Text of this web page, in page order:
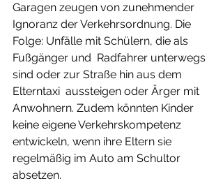
Garagen zeugen von zunehmender
Ignoranz der Verkehrsordnung. Die
Folge: Unfälle mit Schülern, die als
Fußgänger und  Radfahrer unterwegs
sind oder zur Straße hin aus dem
Elterntaxi  aussteigen oder Ärger mit
Anwohnern. Zudem könnten Kinder
keine eigene Verkehrskompetenz
entwickeln, wenn ihre Eltern sie
regelmäßig im Auto am Schultor
absetzen.